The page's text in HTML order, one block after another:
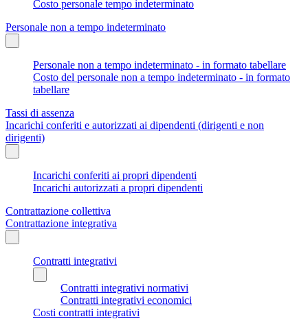
Costo personale tempo indeterminato
Personale non a tempo indeterminato
Personale non a tempo indeterminato - in formato tabellare
Costo del personale non a tempo indeterminato - in formato
tabellare
Tassi di assenza
Incarichi conferiti e autorizzati ai dipendenti (dirigenti e non
dirigenti)
Incarichi conferiti ai propri dipendenti
Incarichi autorizzati a propri dipendenti
Contrattazione collettiva
Contrattazione integrativa
Contratti integrativi
Contratti integrativi normativi
Contratti integrativi economici
Costi contratti integrativi